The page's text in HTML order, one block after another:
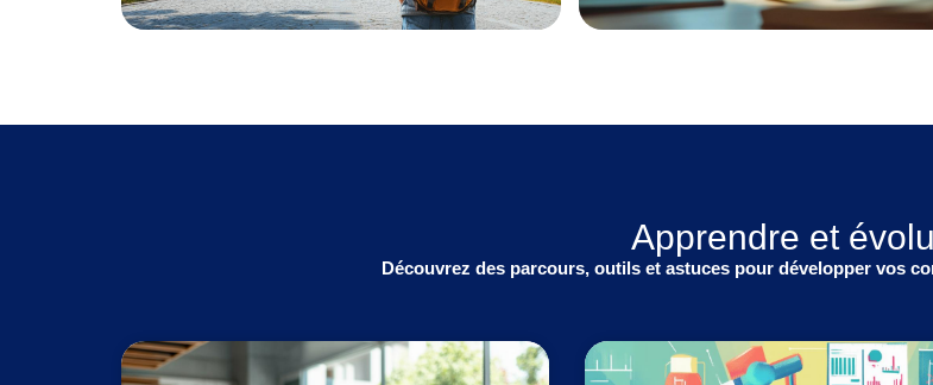
Apprendre et
Découvrez des parcours, outils et astuces pour développer vos